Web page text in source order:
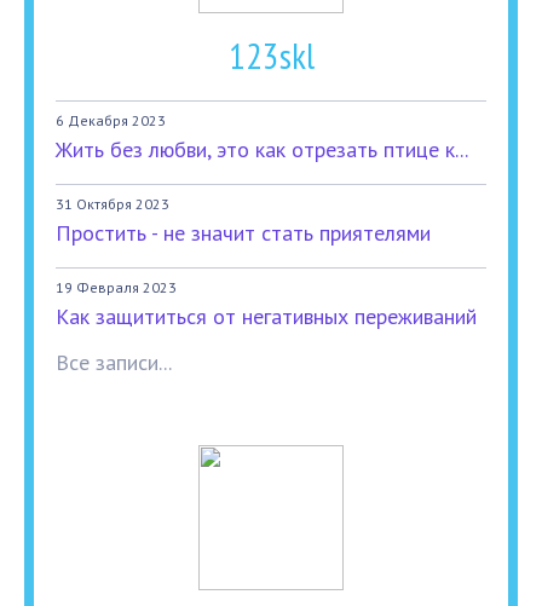
123skl
6 Декабря 2023
Жить без любви, это как отрезать птице к...
31 Октября 2023
Простить - не значит стать приятелями
19 Февраля 2023
Как защититься от негативных переживаний
Все записи...